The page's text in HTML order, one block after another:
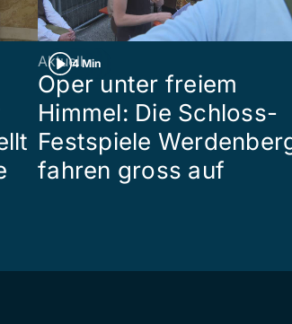
4 Min
Aktuell
Oper unter freiem
Himmel: Die Schloss-
Festspiele
fahren gross auf